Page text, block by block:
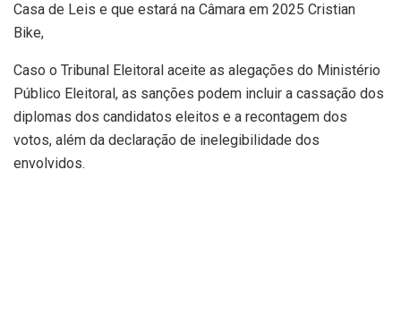
Casa de Leis e que estará na Câmara em 2025 Cristian
Bike,
Caso o Tribunal Eleitoral aceite as alegações do Ministério
Público Eleitoral, as sanções podem incluir a cassação dos
diplomas dos candidatos eleitos e a recontagem dos
votos, além da declaração de inelegibilidade dos
envolvidos.